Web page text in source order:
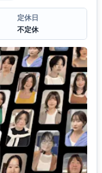
定休日
不定休